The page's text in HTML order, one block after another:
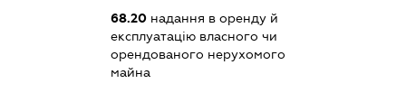
68.20надання в оренду й
експлуатацію власного чи
орендованого нерухомого
майна